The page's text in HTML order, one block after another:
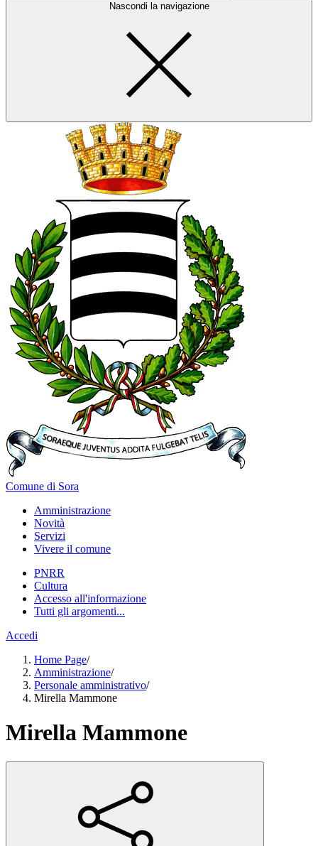
Nascondi la navigazione
Comune di Sora
Amministrazione
Novità
Servizi
Vivere il comune
PNRR
Cultura
Accesso all'informazione
Tutti gli argomenti...
Accedi
Home Page/
Amministrazione/
Personale amministrativo/
Mirella Mammone
Mirella Mammone